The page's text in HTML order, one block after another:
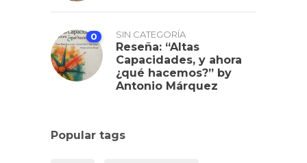
0 SIN CATEGORÍA
Reseña: “Altas
Capacidades, y ahora
¿qué hacemos?” by
Antonio Márquez
Popular tags